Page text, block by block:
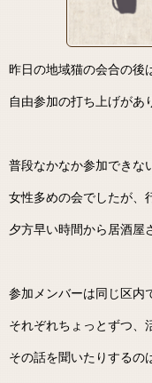
昨日の地域猫の会合の後
自由参加の打ち上げがあ
普段なかなか参加できな
女性多めの会でしたが、
夕方早い時間から居酒屋
参加メンバーは同じ区内
それぞれちょっとずつ、
その話を聞いたりするの